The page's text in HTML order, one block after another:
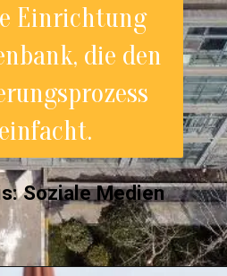
Soziale Medien
Einrichtung
die den